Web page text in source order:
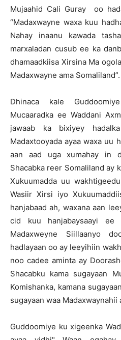
Mujaahid Cali Guray oo
“Madaxwayne waxa kuu
Nahay inaanu kawada
marxaladan cusub ee ka
dhamaadkiisa Xirsina Ma
Madaxwayne ama Somaliland”.
Dhinaca kale
Mucaaradka ee Waddani
jawaab ka bixiyey
Madaxtooyada ayaa waxa uu
aan aad uga xumahay in
Shacabka reer Somaliland ay
Xukuumadda uu
Wasiir Xirsi iyo
hanjabaad ah, waxana aan
cid kuu hanjabaysaayi ee
Madaxweyne Siillaanyo
hadlayaan oo ay leeyihiin
noo cadee aminta ay
Shacabku kama sugayaan
Komishanka, kamana
sugayaan waa
Guddoomiye ku xigeenka